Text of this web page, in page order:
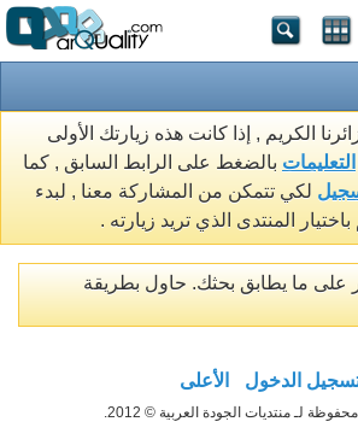
الكريم , إذا كانت هذه زيارتك الأولى
التعليمات بالضغط على الرابط السابق , كما
لكي تتمكن من المشاركة معنا , لبدء
المنتدى الذي تريد زيارته .
على ما يطابق بحثك. حاول بطريقة
الدخول الأعلى
لـ منتديات الجودة العربية © 2012.